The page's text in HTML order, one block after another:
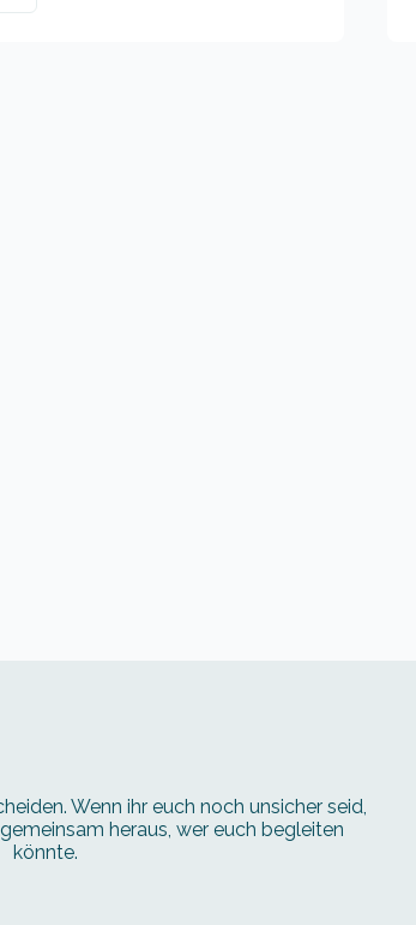
Wenn ihr euch noch unsicher seid,
heraus, wer euch begleiten
könnte.